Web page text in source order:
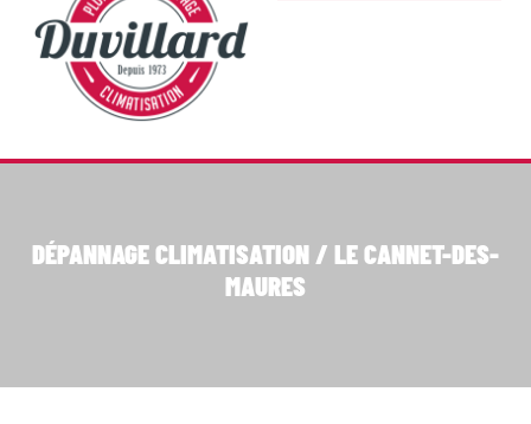
DÉPANNAGE CLIMATISATION / LE CANNET-DES-
MAURES